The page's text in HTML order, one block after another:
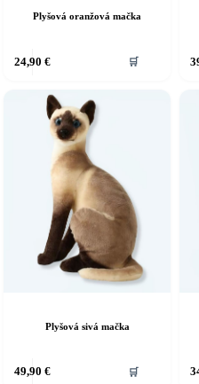
Plyšová oranžová mačka
24,90 € 🛒
Plyšová sivá mačka
49,90 € 🛒